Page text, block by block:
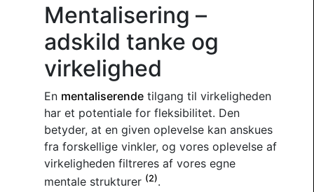
Mentalisering –
adskild tanke og
virkelighed
En mentaliserende tilgang til virkeligheden
har et potentiale for fleksibilitet. Den
betyder, at en given oplevelse kan anskues
fra forskellige vinkler, og vores oplevelse af
virkeligheden filtreres af vores egne
mentale strukturer (2).